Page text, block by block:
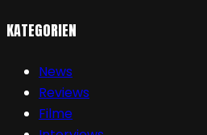
KATEGORIEN
News
Reviews
Filme